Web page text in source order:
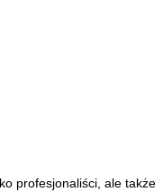
profesjonaliści, ale także